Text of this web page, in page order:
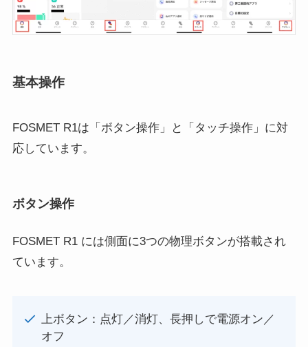
基本操作
FOSMET R1は「ボタン操作」と「タッチ操作」に対
応しています。
ボタン操作
FOSMET R1 には側面に3つの物理ボタンが搭載され
ています。
上ボタン：点灯／消灯、長押しで電源オン／
オフ